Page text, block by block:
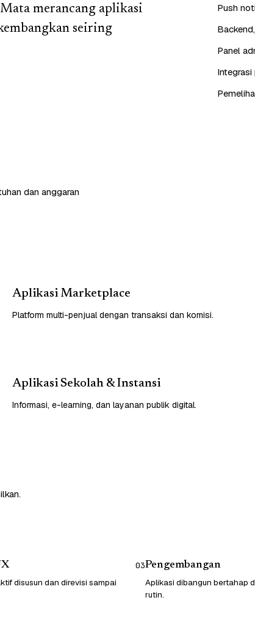
merancang aplikasi
seiring
Push
Panel
dan anggaran
Aplikasi Marketplace
Platform multi-penjual dengan transaksi dan komisi.
Aplikasi Sekolah & Instansi
Informasi, e-learning, dan layanan publik digital.
disusun dan direvisi sampai
03Pengembangan
Aplikasi dibangun bertahap
rutin.